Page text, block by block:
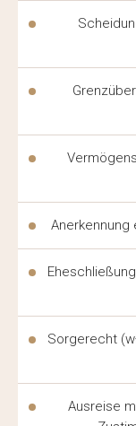
vermeiden.
unabhängig
EIN
Ein Anwalt für
Anerkennung
Sorgerecht
Ausreise